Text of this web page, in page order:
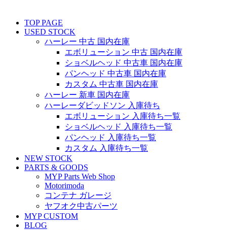
TOP PAGE
USED STOCK
ハーレー 中古 国内在庫
エボリューション 中古 国内在庫
ショベルヘッド 中古車 国内在庫
パンヘッド 中古車 国内在庫
カスタム 中古車 国内在庫
ハーレー 新車 国内在庫
ハーレーダビッドソン 入庫待ち
エボリューション 入庫待ち一覧
ショベルヘッド 入庫待ち一覧
パンヘッド 入庫待ち一覧
カスタム 入庫待ち一覧
NEW STOCK
PARTS & GOODS
MYP Parts Web Shop
Motorimoda
コンテナ ガレージ
ヤフオク中古パーツ
MYP CUSTOM
BLOG